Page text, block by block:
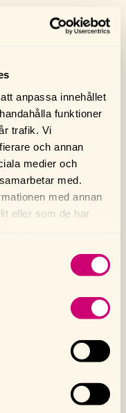
anpassa innehållet
funktioner
trafik. Vi
och annan
medier och
med.
med annan
eller som de har